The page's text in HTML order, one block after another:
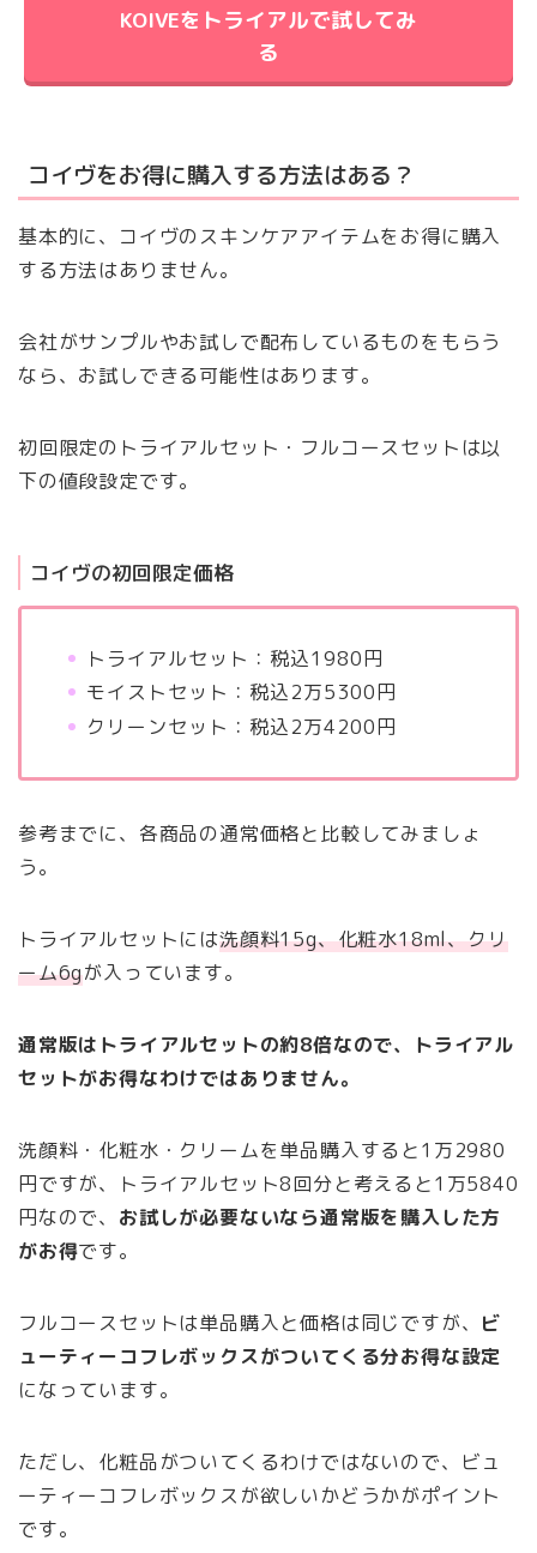
KOIVEをトライアルで試してみ
る
コイヴをお得に購入する方法はある？
基本的に、コイヴのスキンケアアイテムをお得に購入
する方法はありません。
会社がサンプルやお試しで配布しているものをもらう
なら、お試しできる可能性はあります。
初回限定のトライアルセット・フルコースセットは以
下の値段設定です。
コイヴの初回限定価格
トライアルセット：税込1980円
モイストセット：税込2万5300円
クリーンセット：税込2万4200円
参考までに、各商品の通常価格と比較してみましょ
う。
トライアルセットには洗顔料15g、化粧水18ml、クリ
ーム6gが入っています。
通常版はトライアルセットの約8倍なので、トライアル
セットがお得なわけではありません。
洗顔料・化粧水・クリームを単品購入すると1万2980
円ですが、トライアルセット8回分と考えると1万5840
円なので、 お試しが必要ないなら通常版を購入した方
がお得です。
フルコースセットは単品購入と価格は同じですが、 ビ
ューティーコフレボックスがついてくる分お得な設定
になっています。
ただし、化粧品がついてくるわけではないので、ビュ
ーティーコフレボックスが欲しいかどうかがポイント
です。